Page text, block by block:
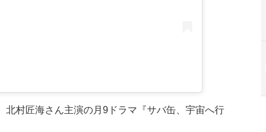
村匠海さん主演の月9ドラマ『サバ缶、宇宙へ行